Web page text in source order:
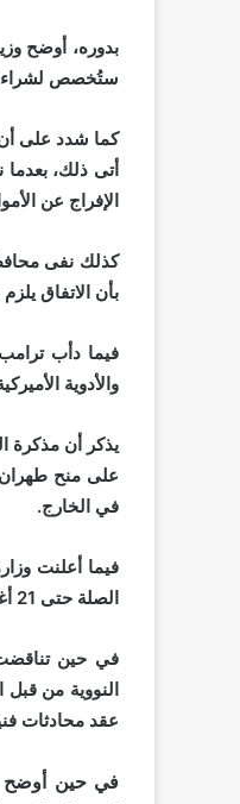
بدوره، أوضح
ستُخصص لشراء
كما شدد على أن
أتى ذلك، بعدما
الإفراج عن
كذلك نفى
بأن الاتفاق
فيما دأب
والأدوية
على منح طهران
في الخارج.
فيما أعلنت
الصلة حتى 21 أغسطس، في ظل استمرار المفاوضات.
في حين تناقضت
عقد محادثات
في حين أوضح